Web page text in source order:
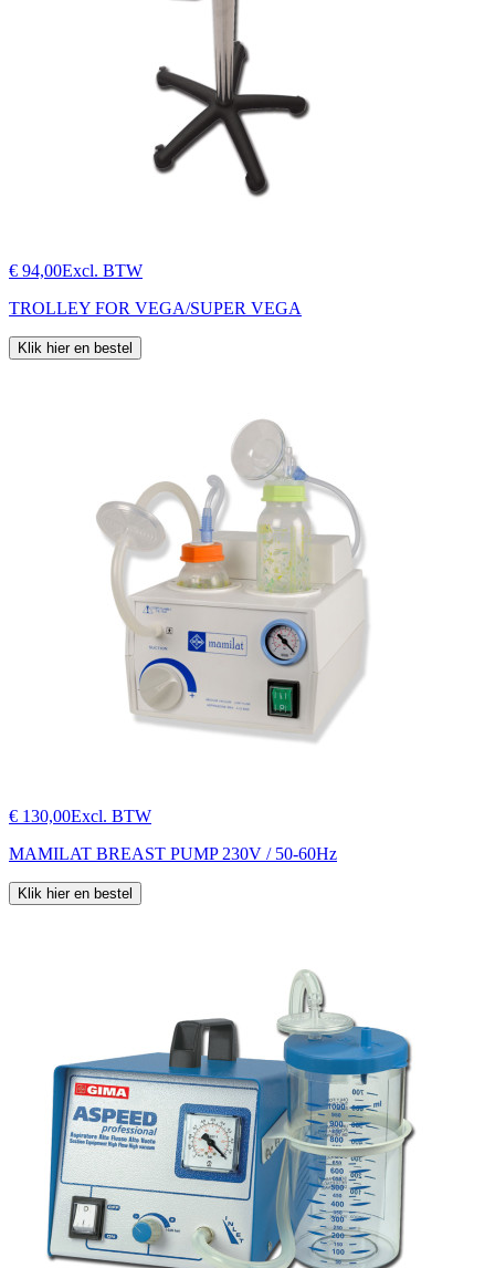
€ 94,00Excl. BTW
TROLLEY FOR VEGA/SUPER VEGA
Klik hier en bestel
€ 130,00Excl. BTW
MAMILAT BREAST PUMP 230V / 50-60Hz
Klik hier en bestel